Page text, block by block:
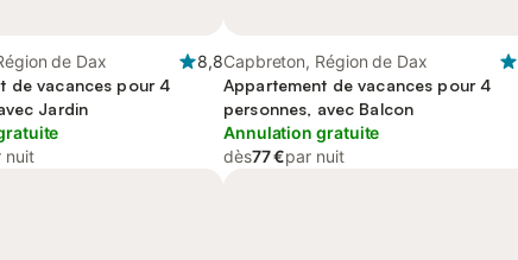
de Dax
8,8
de vacances pour 4
Jardin
nuit
Capbreton, Région de Dax
Appartement de vacances pour 4
personnes, avec Balcon
Annulation gratuite
dès77 €par nuit